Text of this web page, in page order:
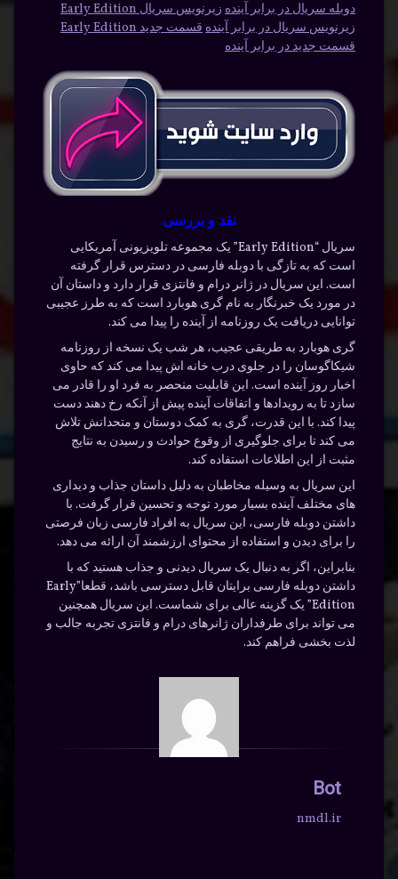
دوبله سریال در برابر آینده زیرنویس سریال Early Edition
زیرنویس سریال در برابر آیندهقسمت جدید Early Edition
قسمت جدید در برابر آینده
نقد و بررسی
سریال “Early Edition” یک مجموعه تلویزیونی آمریکایی
است که به تازگی با دوبله فارسی در دسترس قرار گرفته
است. این سریال در ژانر درام و فانتزی قرار دارد و داستان آن
در مورد یک خبرنگار به نام گری هوبارد است که به طرز عجیبی
توانایی دریافت یک روزنامه از آینده را پیدا می کند.
گری هوبارد به طریقی عجیب، هر شب یک نسخه از روزنامه
شیکاگوسان را در جلوی درب خانه اش پیدا می کند که حاوی
اخبار روز آینده است. این قابلیت منحصر به فرد او را قادر می
سازد تا به رویدادها و اتفاقات آینده پیش از آنکه رخ دهند دست
پیدا کند. با این قدرت، گری به کمک دوستان و متحدانش تلاش
می کند تا برای جلوگیری از وقوع حوادث و رسیدن به نتایج
مثبت از این اطلاعات استفاده کند.
این سریال به وسیله مخاطبان به دلیل داستان جذاب و دیداری
های مختلف آینده بسیار مورد توجه و تحسین قرار گرفت. با
داشتن دوبله فارسی، این سریال به افراد فارسی زبان فرصتی
را برای دیدن و استفاده از محتوای ارزشمند آن ارائه می دهد.
بنابراین، اگر به دنبال یک سریال دیدنی و جذاب هستید که با
داشتن دوبله فارسی برایتان قابل دسترسی باشد، قطعا”Early
Edition” یک گزینه عالی برای شماست. این سریال همچنین
می تواند برای طرفداران ژانرهای درام و فانتزی تجربه جالب و
لذت بخشی فراهم کند.
Bot
nmdl.ir